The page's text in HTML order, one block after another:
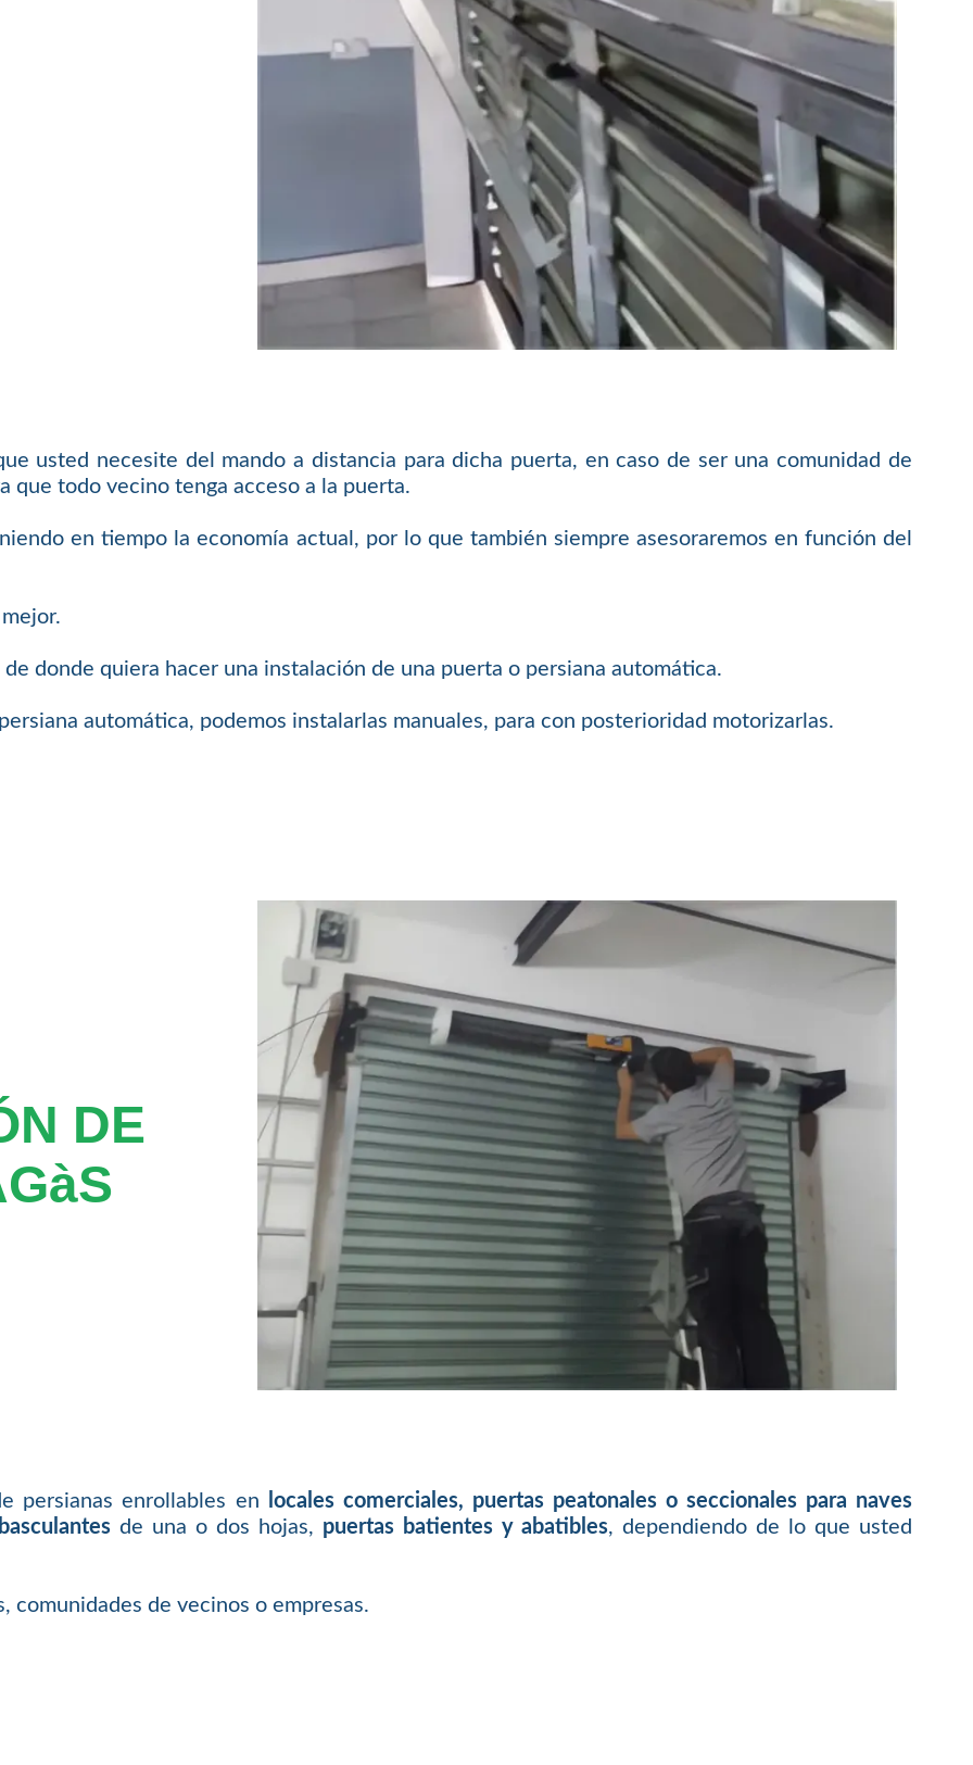
usted necesite del mando a distancia para dicha puerta, en caso de ser una comunidad de
que todo vecino tenga acceso a la puerta.
en tiempo la economía actual, por lo que también siempre asesoraremos en función del
donde quiera hacer una instalación de una puerta o persiana automática.
automática, podemos instalarlas manuales, para con posterioridad motorizarlas.
DE
persianas enrollables en
locales comerciales, puertas peatonales o seccionales para naves
de una o dos hojas, puertas batientes y abatibles, dependiendo de lo que usted
comunidades de vecinos o empresas.